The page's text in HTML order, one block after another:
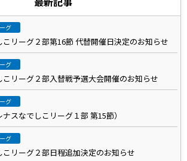
グ
リーグ２部第16節 代替開催日決定のお知らせ
グ
こリーグ２部入替戦予選大会開催のお知らせ
グ
スなでしこリーグ１部 第15節）
グ
こリーグ２部日程追加決定のお知らせ